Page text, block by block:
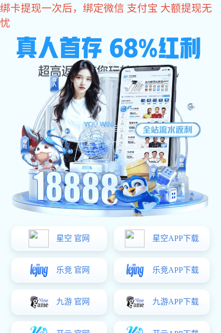
易彩堂
易彩堂 中心
NEWS CENTER
易彩堂
指纹锁厂家从锁芯方面探讨智
能指纹锁安全性
发布时间： 2022-04-27 10:21